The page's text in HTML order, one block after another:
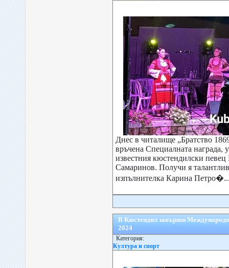
Днес в читалище „Братство
връчена Специалната награда,
известния кюстендилски певец
Самаринов. Получи я
изпълнителка Карина
В Кюстендил завърши
2024
Категория:
Култура и спорт